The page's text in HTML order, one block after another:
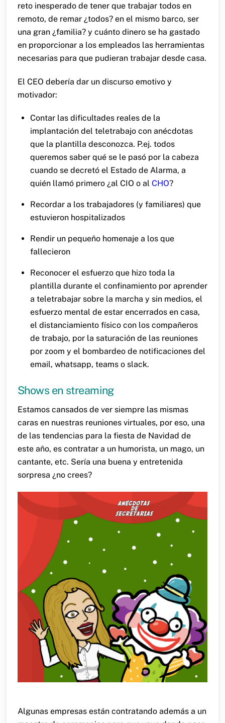
reto inesperado de tener que trabajar todos en
remoto, de remar ¿todos? en el mismo barco, ser
una gran ¿familia? y cuánto dinero se ha gastado
en proporcionar a los empleados las herramientas
necesarias para que pudieran trabajar desde casa.
El CEO debería dar un discurso emotivo y
motivador:
Contar las dificultades reales de la
implantación del teletrabajo con anécdotas
que la plantilla desconozca. P.ej. todos
queremos saber qué se le pasó por la cabeza
cuando se decretó el Estado de Alarma, a
quién llamó primero ¿al CIO o alCHO?
Recordar a los trabajadores (y familiares) que
estuvieron hospitalizados
Rendir un pequeño homenaje a los que
fallecieron
Reconocer el esfuerzo que hizo toda la
plantilla durante el confinamiento por aprender
a teletrabajar sobre la marcha y sin medios, el
esfuerzo mental de estar encerrados en casa,
el distanciamiento físico con los compañeros
de trabajo, por la saturación de las reuniones
por zoom y el bombardeo de notificaciones del
email, whatsapp, teams o slack.
Shows en streaming
Estamos cansados de ver siempre las mismas
caras en nuestras reuniones virtuales, por eso, una
de las tendencias para la fiesta de Navidad de
este año, es contratar a un humorista, un mago, un
cantante, etc. Sería una buena y entretenida
sorpresa ¿no crees?
Algunas empresas están contratando además a un